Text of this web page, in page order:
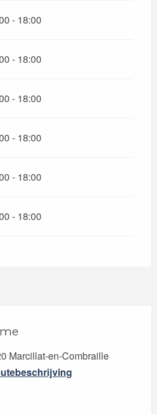
- 18:00
- 18:00
- 18:00
- 18:00
- 18:00
- 18:00
Marcillat-en-Combraille